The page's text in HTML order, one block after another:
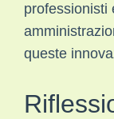
professionisti
queste